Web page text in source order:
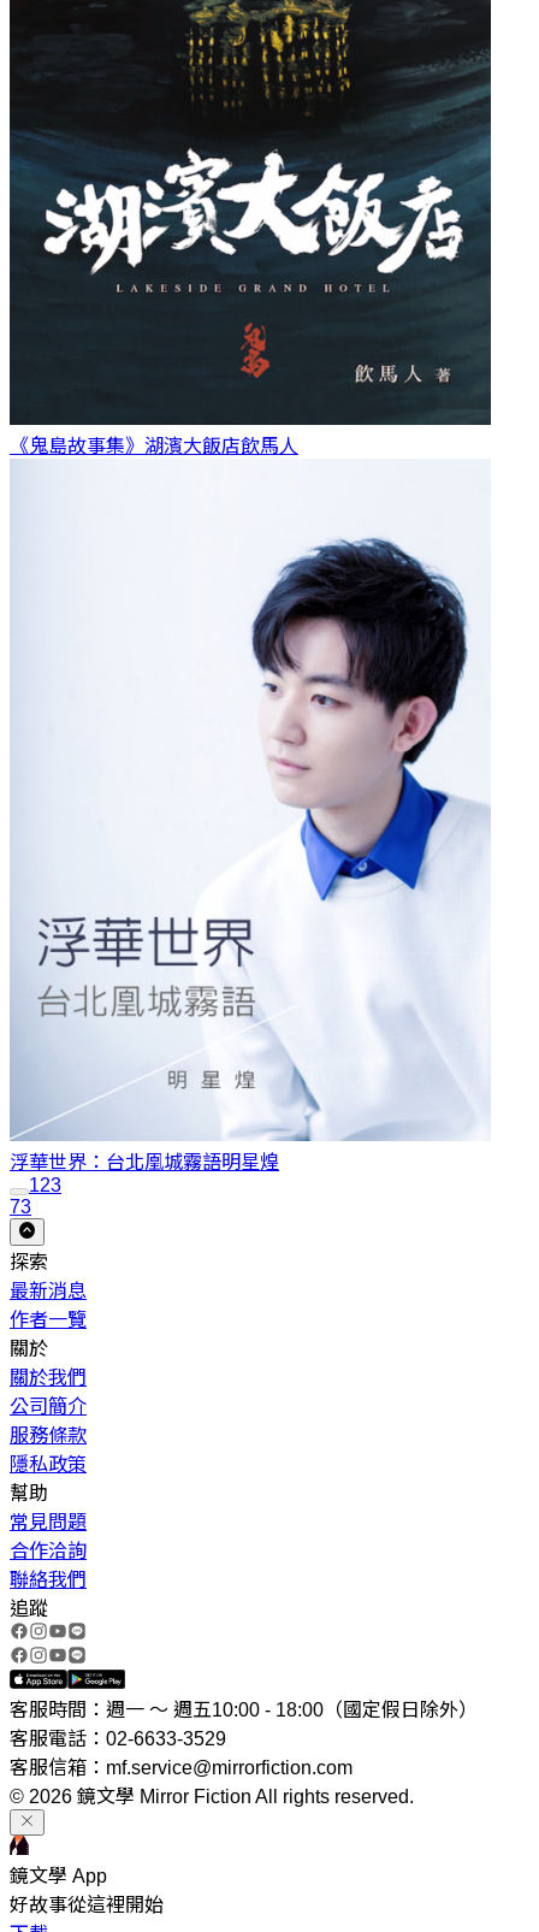
《鬼島故事集》湖濱大飯店飲馬人
浮華世界：台北凰城霧語明星煌
123
73
探索
最新消息
作者一覽
關於
關於我們
公司簡介
服務條款
隱私政策
幫助
常見問題
合作洽詢
聯絡我們
追蹤
客服時間：週一 ～ 週五10:00 - 18:00（國定假日除外）
客服電話：02-6633-3529
客服信箱：mf.service@mirrorfiction.com
© 2026 鏡文學 Mirror Fiction All rights reserved.
鏡文學 App
好故事從這裡開始